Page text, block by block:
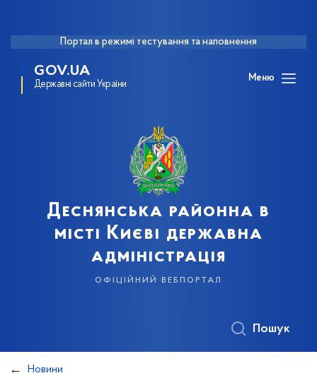
Портал в режимі тестування та наповнення
GOV.UA
Державні сайти України
Меню
Деснянська районна в
місті Києві державна
адміністрація
офіційний вебпортал
Пошук
Новини